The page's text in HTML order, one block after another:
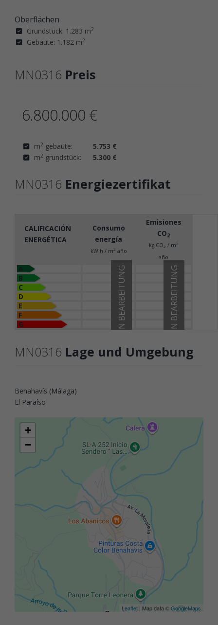
Oberflächen
Grundstück: 1.283 m2
Gebaute: 1.182 m2
MN0316 Preis
6.800.000 €
m2 gebaute:
5.753 €
m2 grundstück: 5.300 €
MN0316 Energiezertifikat
CALIFICACIÓN
ENERGÉTICA
Consumo
energía
kW h / m2 año
Emisiones
CO2
kg CO2 / m2
año
B
C
D
E
F
G
IN BEARBEITUNG
IN BEARBEITUNG
MN0316 Lage und Umgebung
Benahavís (Málaga)
El Paraíso
+
−
Leaflet | Map data ©GoogleMaps